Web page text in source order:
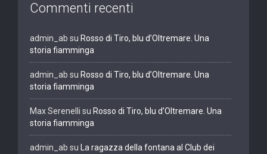
Commenti recenti
admin_ab su Rosso di Tiro, blu d’Oltremare. Una
storia fiamminga
admin_ab su Rosso di Tiro, blu d’Oltremare. Una
storia fiamminga
Max Serenelli su Rosso di Tiro, blu d’Oltremare. Una
storia fiamminga
admin_ab su
La ragazza della fontana al Club dei